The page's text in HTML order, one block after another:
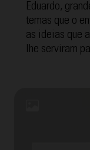
Eduardo,
temas que o
as ideias que
lhe serviram